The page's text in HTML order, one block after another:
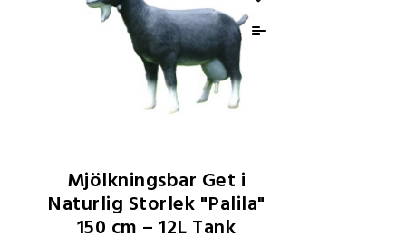
Mjölkningsbar Get i
Naturlig Storlek "Palila"
150 cm – 12L Tank